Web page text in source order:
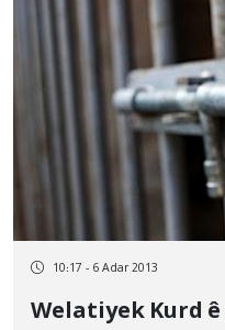
10:17 - 6 Adar 2013
Welatiyek Kurd